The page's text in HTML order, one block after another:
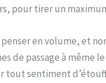
pour tirer un
en volume, et
passage à même
sentiment